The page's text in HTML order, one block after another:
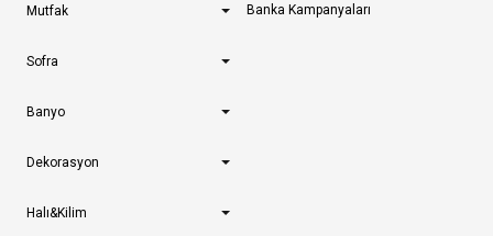
Mutfak
Sofra
Banyo
Dekorasyon
Halı&Kilim
Banka Kampanyaları